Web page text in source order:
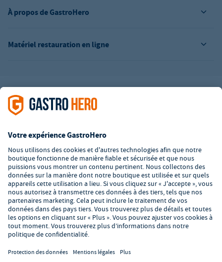
Matériel restauration en ligne
À propos de GastroHero
L’offre de la société GastroHero est exclusivement destinée aux
entreprises. Tous les prix sont des prix unitaires nets majorés de
Certaines méthodes de paiement peuvent entraîner des frais
supplémentaires .
² PVC : Prix de Vente Conseillé par le fabricant
*A partir d'un montant de 350€ net. Jusqu'à cette date, les frais
de port s'élèvent à 7,90€ (hors TVA).
© 2026 GastroHero - Matériel et équipement de restauration -
Paramètres de confidentialité/Mentions légales